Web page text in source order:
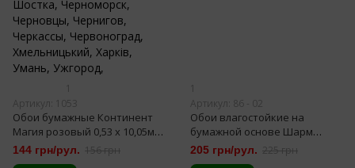
Артикул: 1053
Обои бумажные Континент
Магия розовый 0,53 х 10,05м
(1053)
144 грн/рул. 156 грн
Артикул: 86 - 02
Обои влагостойкие на
бумажной основе Шарм
Шамот серый 0,53 х 10,05м
(86-02)
205 грн/рул. 225 грн